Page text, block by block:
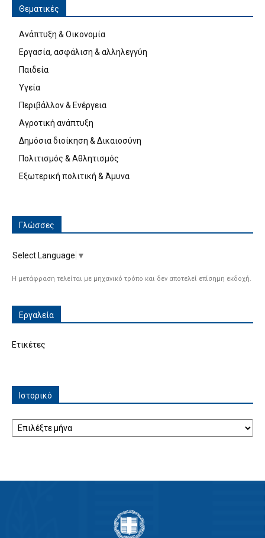
Θεματικές
Ανάπτυξη & Οικονομία
Εργασία, ασφάλιση & αλληλεγγύη
Παιδεία
Υγεία
Περιβάλλον & Ενέργεια
Αγροτική ανάπτυξη
Δημόσια διοίκηση & Δικαιοσύνη
Πολιτισμός & Αθλητισμός
Εξωτερική πολιτική & Άμυνα
Γλώσσες
Select Language ▼
Η μετάφραση τελείται με μηχανικό τρόπο και δεν αποτελεί επίσημη εκδοχή.
Εργαλεία
Ετικέτες
Ιστορικό